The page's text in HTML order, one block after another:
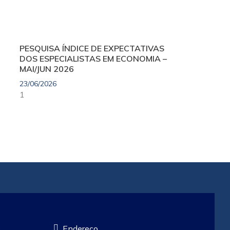
PESQUISA ÍNDICE DE EXPECTATIVAS
DOS ESPECIALISTAS EM ECONOMIA –
MAI/JUN 2026
23/06/2026